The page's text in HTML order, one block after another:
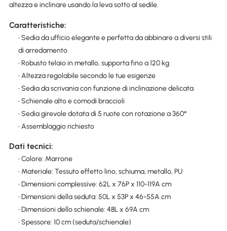
altezza e inclinare usando la leva sotto al sedile.
Caratteristiche:
• Sedia da ufficio elegante e perfetta da abbinare a diversi stili
di arredamento
• Robusto telaio in metallo, supporta fino a 120 kg
• Altezza regolabile secondo le tue esigenze
• Sedia da scrivania con funzione di inclinazione delicata
• Schienale alto e comodi braccioli
• Sedia girevole dotata di 5 ruote con rotazione a 360°
• Assemblaggio richiesto
Dati tecnici:
• Colore: Marrone
• Materiale: Tessuto effetto lino, schiuma, metallo, PU
• Dimensioni complessive: 62L x 76P x 110-119A cm
• Dimensioni della seduta: 50L x 53P x 46-55A cm
• Dimensioni dello schienale: 48L x 69A cm
• Spessore: 10 cm (seduta/schienale)